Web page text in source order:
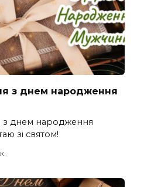
з днем народження
з днем народження
зі святом!